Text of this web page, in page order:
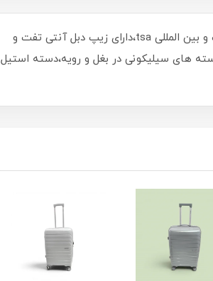
برند سونادا یک برند ژاپنی ، بدنه ی این چمدان ازجنس پلی پرو پیلن یا همان p.p صد در صد نشکن ،دارای قفل ضد سرقت و بین المللی tsa،دارای زیپ دبل آنتی تفت و
،دارای زیپ افزایش حجم ،چرخ های دابل با چرخش 360 درجه سایلنت،دسته های سیلیکونی در بغل و رویه،دسته استیل